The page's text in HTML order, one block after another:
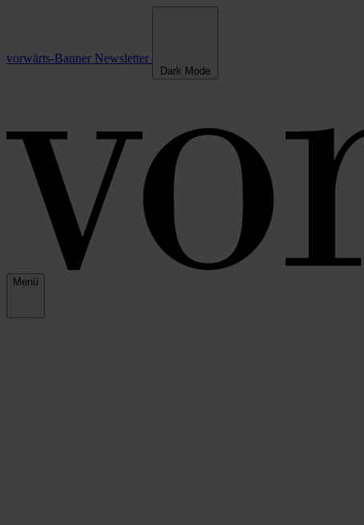
vorwärts-Banner Newsletter
Dark Mode
Menü